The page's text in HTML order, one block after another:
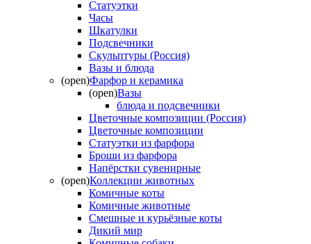
Статуэтки
Часы
Шкатулки
Подсвечники
Скульптуры (Россия)
Вазы и блюда
(open)Фарфор и керамика
(open)Вазы
блюда и подсвечники
Цветочные композиции (Россия)
Цветочные композиции
Статуэтки из фарфора
Броши из фарфора
Напёрстки сувенирные
(open)Коллекции животных
Комичные коты
Комичные животные
Смешные и курьёзные коты
Дикий мир